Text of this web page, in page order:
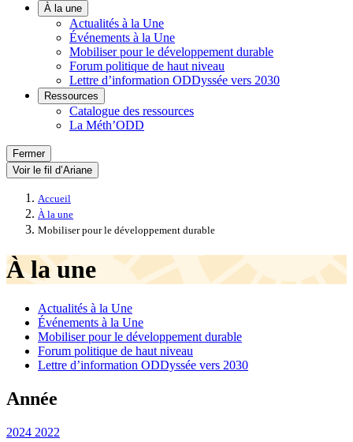
À la une
Actualités à la Une
Événements à la Une
Mobiliser pour le développement durable
Forum politique de haut niveau
Lettre d’information ODDyssée vers 2030
Ressources
Catalogue des ressources
La Méth’ODD
Fermer
Voir le fil d’Ariane
Accueil
À la une
Mobiliser pour le développement durable
À la une
Actualités à la Une
Événements à la Une
Mobiliser pour le développement durable
Forum politique de haut niveau
Lettre d’information ODDyssée vers 2030
Année
2024 2022